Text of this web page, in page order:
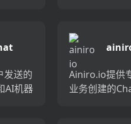
应并支持多语
将聊天机器人
的网站上，您
发送的
AI机器
Ainiro.io提供
业务创建的